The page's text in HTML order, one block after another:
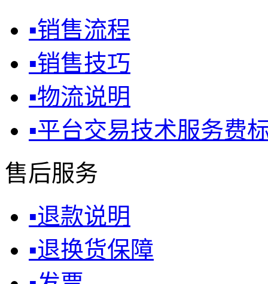
▪销售流程
▪销售技巧
▪物流说明
▪平台交易技术服务费
售后服务
▪退款说明
▪退换货保障